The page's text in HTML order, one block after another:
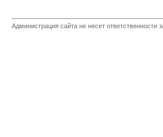
Администрация сайта не несет